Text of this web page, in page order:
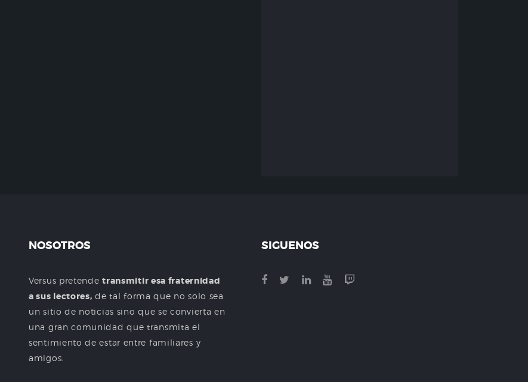
NOSOTROS
Versus pretendetransmitir esa fraternidad
a sus lectores, de tal forma que no solo sea
un sitio de noticias sino que se convierta en
una gran comunidad que transmita el
sentimiento de estar entre familiares y
amigos.
SIGUENOS